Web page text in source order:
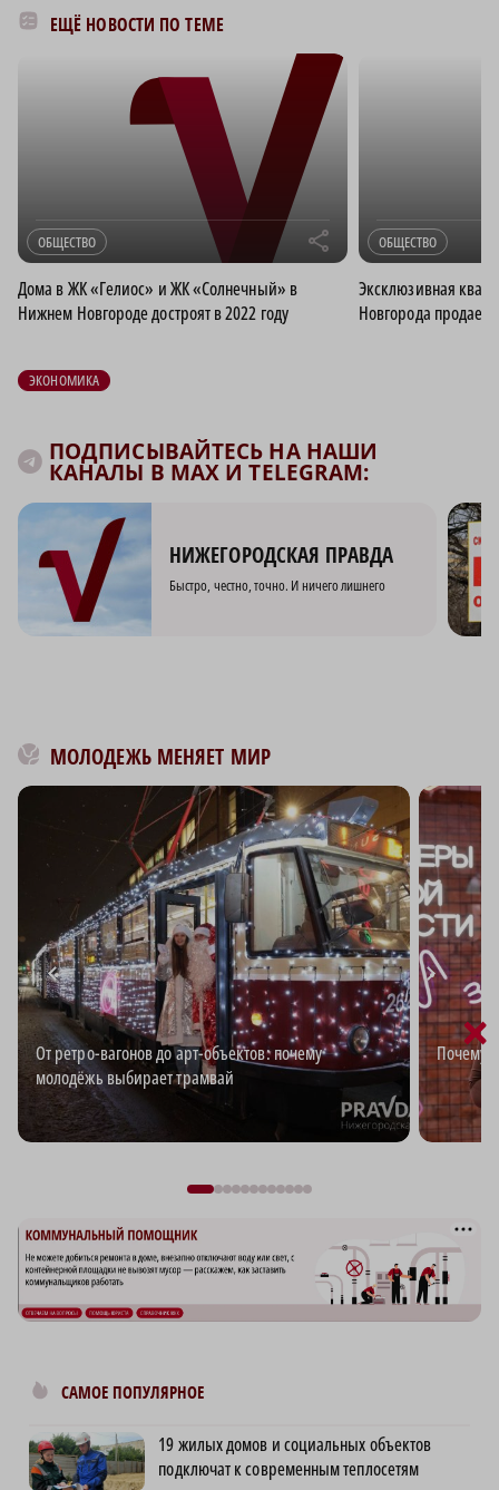
ЕЩЁ НОВОСТИ ПО ТЕМЕ
ОБЩЕСТВО r
Дома в ЖК «Гелиос» и ЖК «Солнечный» в
Нижнем Новгороде достроят в 2022 году
ОБЩЕСТВО
Эксклюзивная
Новгорода
ЭКОНОМИКА
ПОДПИСЫВАЙТЕСЬ НА НАШИ
КАНАЛЫ В MAX И TELEGRAM:
НИЖЕГОРОДСКАЯ ПРАВДА
Быстро, честно, точно. И ничего лишнего
МОЛОДЕЖЬ МЕНЯЕТ МИР
От ретро-вагонов до арт-объектов: почему
молодёжь выбирает трамвай
Почему
САМОЕ ПОПУЛЯРНОЕ
19 жилых домов и социальных объектов
подключат к современным теплосетям
×